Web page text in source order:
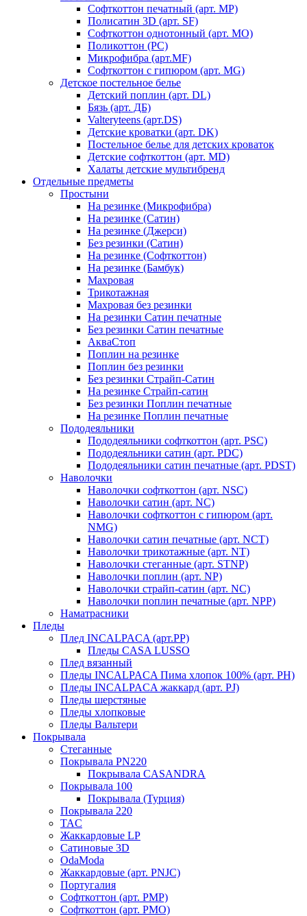
Софткоттон печатный (арт. MР)
Полисатин 3D (арт. SF)
Софткоттон однотонный (арт. MO)
Поликоттон (PC)
Микрофибра (арт.MF)
Софткоттон с гипюром (арт. MG)
Детское постельное белье
Детский поплин (арт. DL)
Бязь (арт. ДБ)
Valteryteens (арт.DS)
Детские кроватки (арт. DK)
Постельное белье для детских кроваток
Детские софткоттон (арт. MD)
Халаты детские мультибренд
Отдельные предметы
Простыни
На резинке (Микрофибра)
На резинке (Сатин)
На резинке (Джерси)
Без резинки (Сатин)
На резинке (Софткоттон)
На резинке (Бамбук)
Махровая
Трикотажная
Махровая без резинки
На резинки Сатин печатные
Без резинки Сатин печатные
АкваСтоп
Поплин на резинке
Поплин без резинки
Без резинки Страйп-Сатин
На резинке Страйп-сатин
Без резинки Поплин печатные
На резинке Поплин печатные
Пододеяльники
Пододеяльники софткоттон (арт. PSC)
Пододеяльники сатин (арт. PDC)
Пододеяльники сатин печатные (арт. PDST)
Наволочки
Наволочки софткоттон (арт. NSC)
Наволочки сатин (арт. NC)
Наволочки софткоттон с гипюром (арт.
NMG)
Наволочки сатин печатные (арт. NCT)
Наволочки трикотажные (арт. NT)
Наволочки стеганные (арт. STNP)
Наволочки поплин (арт. NP)
Наволочки страйп-сатин (арт. NC)
Наволочки поплин печатные (арт. NPP)
Наматрасники
Пледы
Плед INCALPACA (арт.PP)
Пледы CASA LUSSO
Плед вязанный
Пледы INCALPACA Пима хлопок 100% (арт. PH)
Пледы INCALPACA жаккард (арт. PJ)
Пледы шерстяные
Пледы хлопковые
Пледы Вальтери
Покрывала
Стеганные
Покрывала PN220
Покрывала CASANDRA
Покрывала 100
Покрывала (Турция)
Покрывала 220
TAC
Жаккардовые LP
Сатиновые 3D
OdaModa
Жаккардовые (арт. PNJC)
Португалия
Софткоттон (арт. PMP)
Софткоттон (арт. PMO)